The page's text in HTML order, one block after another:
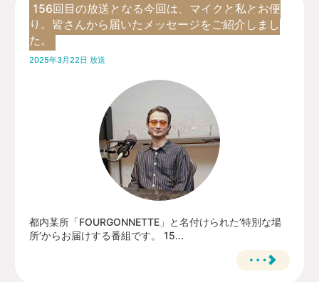
156回目の放送となる今回は、マイクと私とお便
り。皆さんから届いたメッセージをご紹介しまし
た。
2025年3月22日 放送
都内某所「FOURGONNETTE」と名付けられた’特別な場
所’からお届けする番組です。 15...